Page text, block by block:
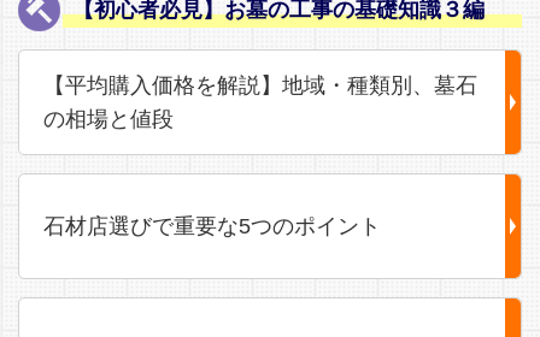
【初心者必見】お墓の工事の基礎知識３編
【平均購入価格を解説】地域・種類別、墓石
の相場と値段
石材店選びで重要な5つのポイント